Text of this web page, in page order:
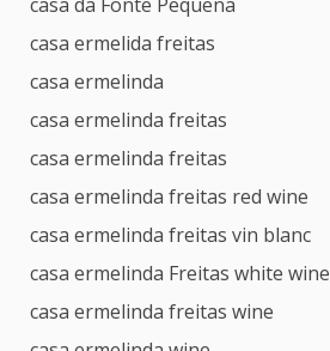
casa ermelida freitas
casa ermelinda
casa ermelinda freitas
casa ermelinda freitas
casa ermelinda freitas red wine
casa ermelinda freitas vin blanc
casa ermelinda Freitas white wine
casa ermelinda freitas wine